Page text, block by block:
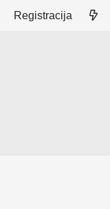
Registracija